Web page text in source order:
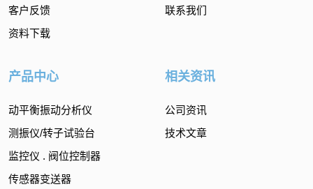
客户反馈
资料下载
联系我们
产品中心
动平衡振动分析仪
测振仪/转子试验台
监控仪 . 阀位控制器
传感器变送器
相关资讯
公司资讯
技术文章